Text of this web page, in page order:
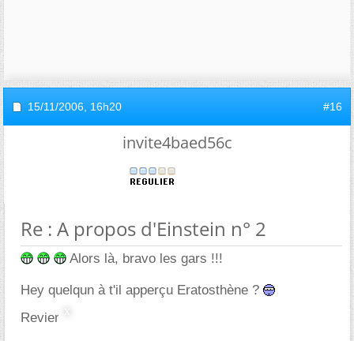
15/11/2006, 16h20 #16
invite4baed56c
Re : A propos d'Einstein n° 2
Alors là, bravo les gars !!!
Hey quelqun à t'il apperçu Eratosthène ?
Reviens, c'était pour rire